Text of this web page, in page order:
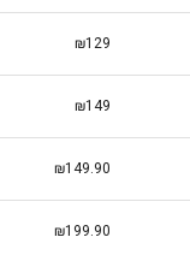
₪129
₪149
₪149.90
₪199.90